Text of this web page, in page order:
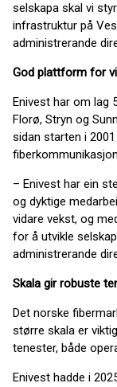
selskapa skal vi
infrastruktur på
administrerande
God plattform for
Enivest har om lag
Florø, Stryn og
sidan starten i
– Enivest har ein
og dyktige
vidare vekst, og
for å utvikle
administrerande
Skala gir robuste
Det norske
større skala er
tenester, både
Enivest hadde i